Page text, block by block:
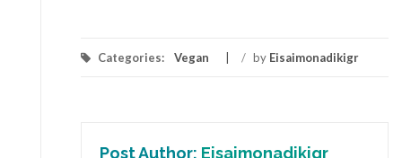
Categories: Vegan / by Eisaimonadikigr
Post Author: Eisaimonadikigr